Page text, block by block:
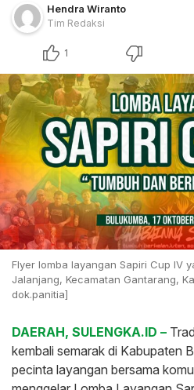
Hendra Wiranto
Tim Redaksi
1
Flyer lomba layangan Sapiri Cup IV
Jalanjang, Kecamatan Gantarang,
dok.panitia]
DAERAH, SULENGKA.ID –
kembali semarak di Kabupaten
pecinta layangan bersama